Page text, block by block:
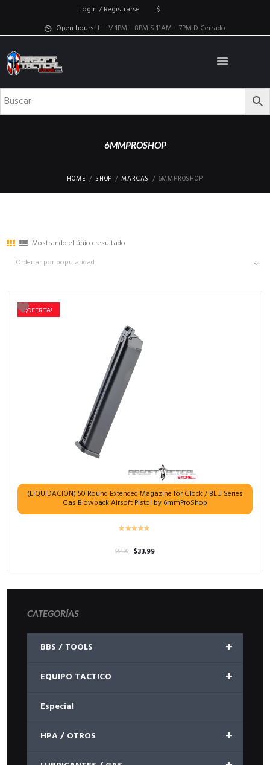
Login / Registrarse
$
Open hours: L – V 1PM – 8PM S 11AM – 7PM D Cerrado
6MMPROSHOP
HOME SHOP MARCAS 6MMPROSHOP
Mostrando el único resultado
¡OFERTA!
(LIQUIDACION) 50 Round Extended Magazine for Glock / BLU Series
Gas Blowback Airsoft Pistol by 6mmProShop
$54.99
El
era:
$33.99El
es:
CATEGORÍAS
+
BBS / TOOLS
+
EQUIPO TACTICO
Especial
+
HPA / OTROS